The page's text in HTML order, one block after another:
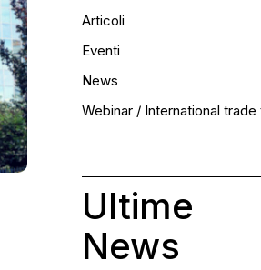
Articoli
Eventi
News
Webinar / International trade
Ultime
News